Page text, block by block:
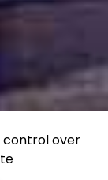
control over